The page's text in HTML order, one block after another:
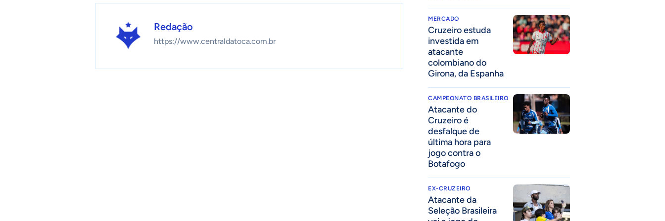
Redação
https://www.centraldatoca.com.br
MERCADO
Cruzeiro estuda
investida em
atacante
colombiano do
Girona, da Espanha
CAMPEONATO BRASILEIRO
Atacante do
Cruzeiro é
desfalque de
última hora para
jogo contra o
Botafogo
EX-CRUZEIRO
Atacante da
Seleção Brasileira